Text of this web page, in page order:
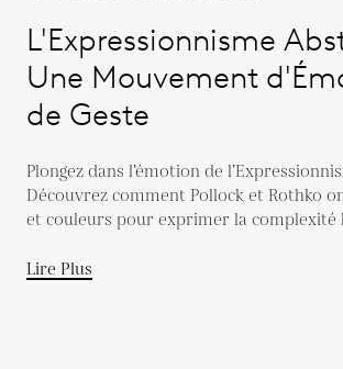
L'Expressionnisme
Une Mouvement
de Geste
Plongez dans l’émotion de
Découvrez comment Pollock et Rothko
et couleurs pour exprimer la complexité
Lire Plus